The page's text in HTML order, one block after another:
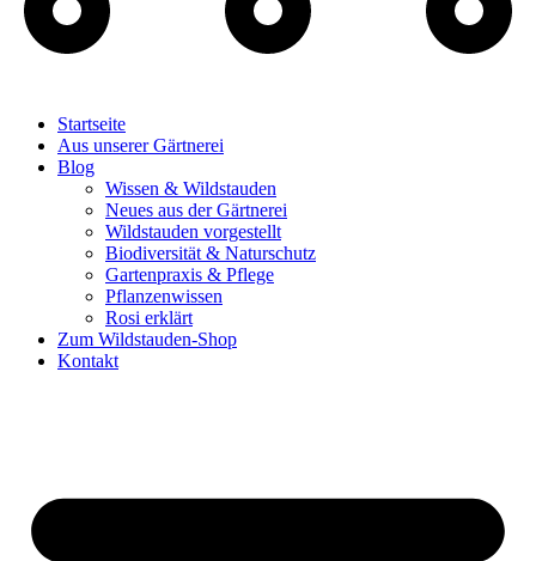
Startseite
Aus unserer Gärtnerei
Blog
Wissen & Wildstauden
Neues aus der Gärtnerei
Wildstauden vorgestellt
Biodiversität & Naturschutz
Gartenpraxis & Pflege
Pflanzenwissen
Rosi erklärt
Zum Wildstauden-Shop
Kontakt